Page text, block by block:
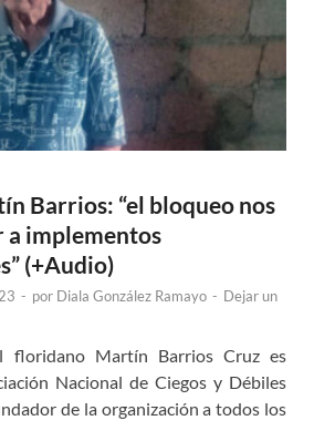
Barrios: “el bloqueo nos
a implementos
(+Audio)
- por Diala González Ramayo - Dejar un
floridano Martín Barrios Cruz es
Nacional de Ciegos y Débiles
de la organización a todos los